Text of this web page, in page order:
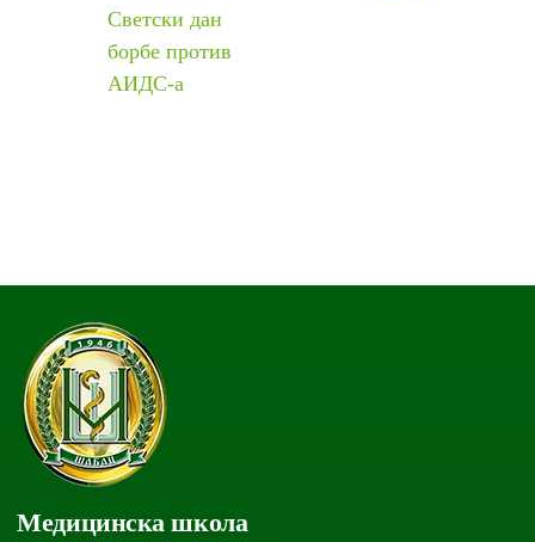
Светски дан
борбе против
АИДС-а
Медицинска школа